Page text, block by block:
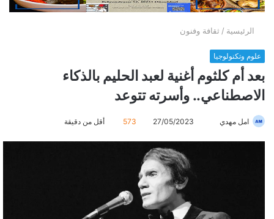
الرئيسية / ثقافة وفنون
علوم وتكنولوجيا
بعد أم كلثوم أغنية لعبد الحليم بالذكاء
الاصطناعي.. وأسرته تتوعد
امل مهدي
ي
27/05/2023
573 أقل من دقيقة